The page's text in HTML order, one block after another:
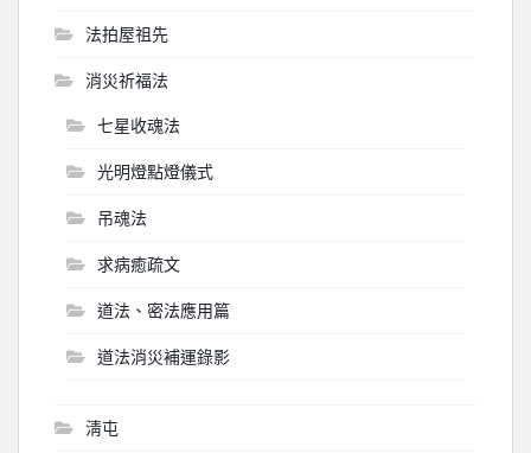
法拍屋祖先
消災祈福法
七星收魂法
光明燈點燈儀式
吊魂法
求病癒疏文
道法、密法應用篇
道法消災補運錄影
淸屯